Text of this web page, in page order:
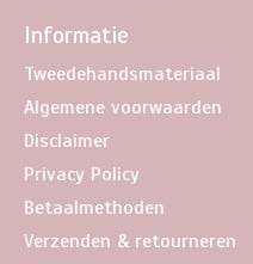
Informatie
Tweedehandsmateriaal
Algemene voorwaarden
Disclaimer
Privacy Policy
Betaalmethoden
Verzenden & retourneren